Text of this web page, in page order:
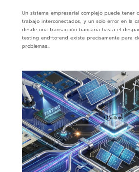
Un sistema empresarial complejo puede tener
trabajo interconectados, y un solo error en la
desde una transacción bancaria hasta el
testing end-to-end existe precisamente para
problemas...